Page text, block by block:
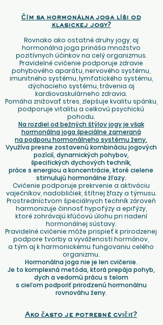
Čím sa hormonálna joga líši od
klasickej jogy?
Rovnako ako ostatné druhy jogy, aj
hormonálna joga prináša množstvo
pozitívnych účinkov na celý organizmus.
Pravidelné cvičenie podporuje zdravie
pohybového aparátu, nervového systému,
imunitného systému, lymfatického systému,
dýchacieho systému, trávenia aj
kardiovaskulárneho zdravia.
Pomáha znižovať stres, zlepšuje kvalitu spánku,
podporuje vitalitu a celkovú psychickú
pohodu.
Na rozdiel od bežných štýlov jogy je však
hormonálna joga špeciálne zameraná
na podporu hormonálneho systému ženy.
Využíva presne zostavenú kombináciu jogových
pozícií, dynamických pohybov,
špecifických dychových techník,
práce s energiou a koncentrácie, ktoré cielene
stimulujú hormonálne žľazy.
Cvičenie podporuje prekrvenie a aktiváciu
vaječníkov, nadobličiek, štítnej žľazy a týmusu.
Prostredníctvom špeciálnych techník zároveň
harmonizuje činnosť hypofýzy a epifýzy,
ktoré zohrávajú kľúčovú úlohu pri riadení
hormonálnej sústavy.
Pravidelné cvičenie môže prispieť k prirodzenej
podpore tvorby a vyváženosti hormónov,
a tým aj k harmonickému fungovaniu celého
organizmu.
Hormonálna joga nie je len cvičenie.
Je to komplexná metóda, ktorá prepája pohyb,
dych a vedomú prácu s telom
s cieľom podporiť prirodzenú hormonálnu
rovnováhu ženy.
Ako často je potrebné cvičiť?